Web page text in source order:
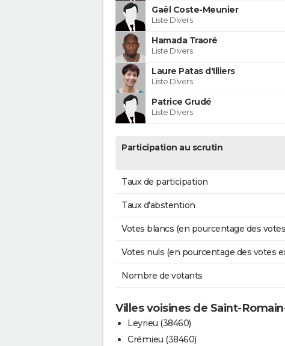
Gaël Coste-Meunier
Liste Divers
Hamada Traoré
Liste Divers
Laure Patas d'Illiers
Liste Divers
Patrice Grudé
Liste Divers
Participation au scrutin
Taux de participation
Taux d'abstention
Votes blancs (en pourcentage des
Votes nuls (en pourcentage des votes
Nombre de votants
Villes voisines de Saint-
Leyrieu (38460)
Crémieu (38460)